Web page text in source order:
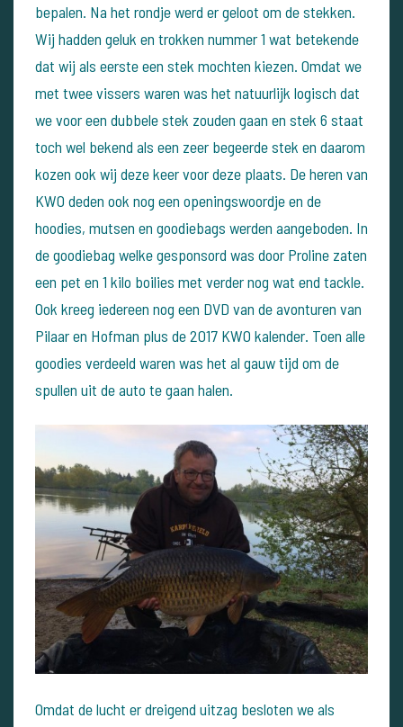
bepalen. Na het rondje werd er geloot om de stekken.
Wij hadden geluk en trokken nummer 1 wat betekende
dat wij als eerste een stek mochten kiezen. Omdat we
met twee vissers waren was het natuurlijk logisch dat
we voor een dubbele stek zouden gaan en stek 6 staat
toch wel bekend als een zeer begeerde stek en daarom
kozen ook wij deze keer voor deze plaats. De heren van
KWO deden ook nog een openingswoordje en de
hoodies, mutsen en goodiebags werden aangeboden. In
de goodiebag welke gesponsord was door Proline zaten
een pet en 1 kilo boilies met verder nog wat end tackle.
Ook kreeg iedereen nog een DVD van de avonturen van
Pilaar en Hofman plus de 2017 KWO kalender. Toen alle
goodies verdeeld waren was het al gauw tijd om de
spullen uit de auto te gaan halen.
Omdat de lucht er dreigend uitzag besloten we als